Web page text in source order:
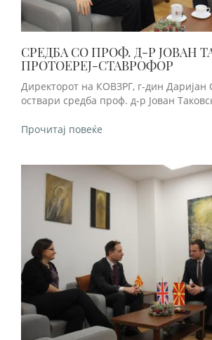
СРЕДБА СО ПРОФ. Д-Р ЈОВАН
ПРОТОЕРЕЈ-СТАВРОФОР
Директорот на КОВЗРГ, г-дин Даријан
оствари средба проф. д-р Јован
Прочитај повеќе